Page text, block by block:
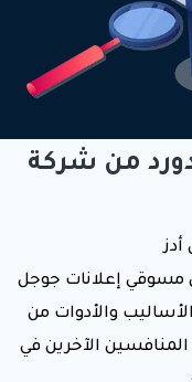
من شركة
أدز
مسوقي إعلانات جوجل
والأدوات من
الآخرين في